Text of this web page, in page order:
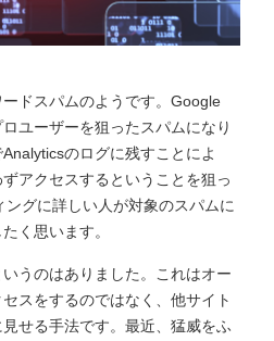
ドスパムのようです。Google
ユーザーを狙ったスパムになり
のログに残すことによ
アクセスするということを狙っ
グに詳しい人が対象のスパムに
く思います。
いうのはありました。これはオー
スをするのではなく、他サイト
せる手法です。最近、猛威をふ